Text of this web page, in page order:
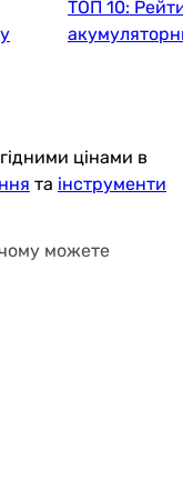
ТОП 10:
цінами в
та інструменти
можете